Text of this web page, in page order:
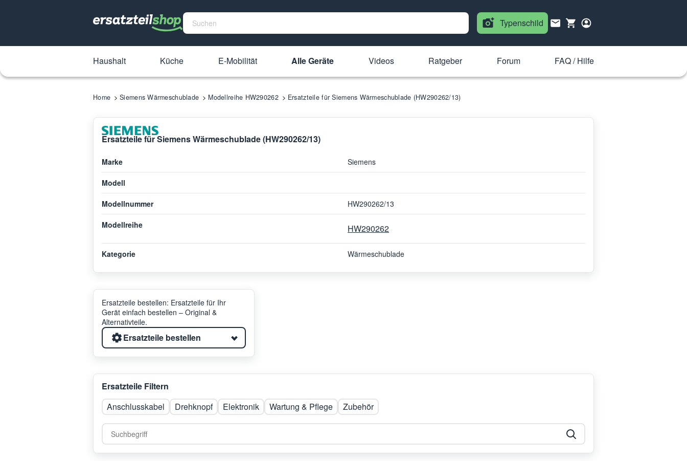
Typenschild
Haushalt Küche E-Mobilität Alle Geräte Videos Ratgeber Forum FAQ / Hilfe
Home Siemens Wärmeschublade Modellreihe HW290262 Ersatzteile für Siemens Wärmeschublade (HW290262/13)
Ersatzteile für Siemens Wärmeschublade (HW290262/13)
Marke Siemens
Modell
Modellnummer HW290262/13
Modellreihe HW290262
Kategorie Wärmeschublade
Ersatzteile bestellen: Ersatzteile für Ihr
Gerät einfach bestellen – Original &
Alternativteile.
Ersatzteile bestellen
Ersatzteile Filtern
Anschlusskabel
Drehknopf Elektronik Wartung & Pflege Zubehör